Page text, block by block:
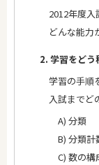
2012年度
どんな能力
2. 学習をど
学習の手順
入試までど
A) 分類
B) 分類計
C) 数の構